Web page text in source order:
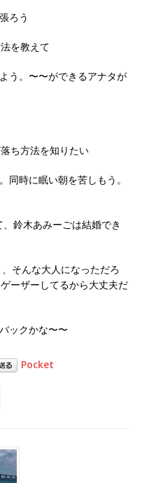
ろう
を教えて
う。〜〜ができるアナタが
ち方法を知りたい
同時に眠い朝を苦しもう。
鈴木あみーごは結婚でき
そんな大人になっただろ
ーザーしてるから大丈夫だ
ックかな〜〜
Pocket